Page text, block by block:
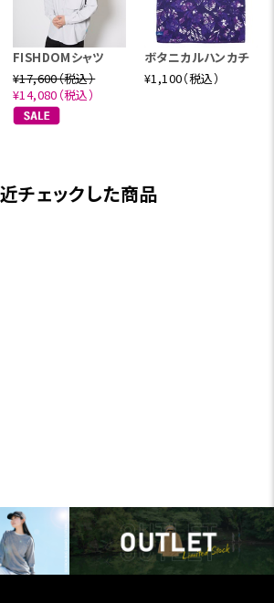
FISHDOMシャツ
¥17,600（税込）
¥14,080（税込）
ボタニカルハンカチ
¥1,100（税込）
チェックした商品